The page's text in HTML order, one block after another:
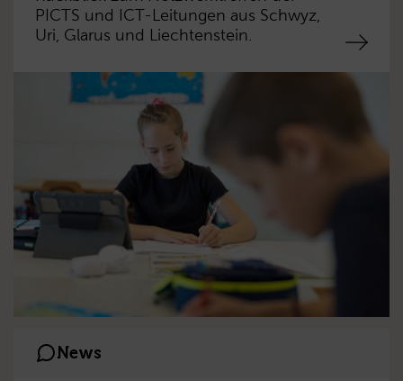
PICTS und ICT-Leitungen aus Schwyz,
Uri, Glarus und Liechtenstein.
News